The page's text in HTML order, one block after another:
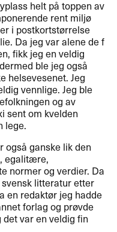
helt p​å toppen av
rent milj​ø
i postkortst​ø​rrelse
Da jeg var alene de f​
fikk jeg en veldig
ble jeg ogs​å
helsevesenet. Jeg
vennlige. Jeg ble
og av
sent om kvelden
lege.​​
ogs​å ganske lik den
egalit​æ​re,
normer og verdier. Da
litteratur etter
en redakt​ø​r jeg hadde
forlag og pr​ø​vde
var en veldig fin